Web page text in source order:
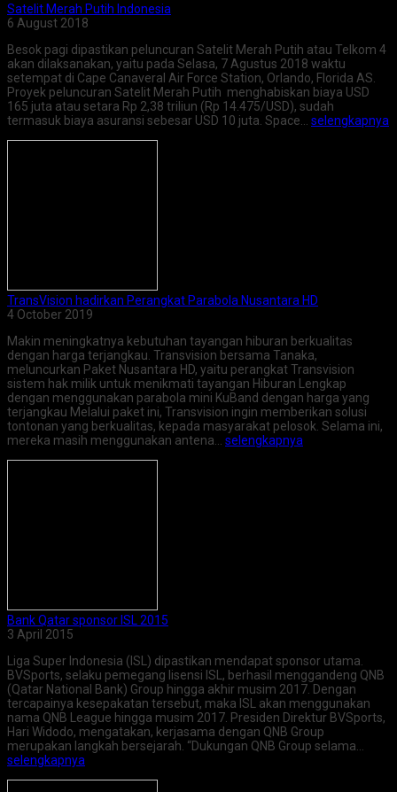
Satelit Merah Putih Indonesia
6 August 2018
Besok pagi dipastikan peluncuran Satelit Merah Putih atau Telkom 4
akan dilaksanakan, yaitu pada Selasa, 7 Agustus 2018 waktu
setempat di Cape Canaveral Air Force Station, Orlando, Florida AS.
Proyek peluncuran Satelit Merah Putih menghabiskan biaya USD
165 juta atau setara Rp 2,38 triliun (Rp 14.475/USD), sudah
termasuk biaya asuransi sebesar USD 10 juta. Space… selengkapnya
TransVision hadirkan Perangkat Parabola Nusantara HD
4 October 2019
Makin meningkatnya kebutuhan tayangan hiburan berkualitas
dengan harga terjangkau. Transvision bersama Tanaka,
meluncurkan Paket Nusantara HD, yaitu perangkat Transvision
sistem hak milik untuk menikmati tayangan Hiburan Lengkap
dengan menggunakan parabola mini KuBand dengan harga yang
terjangkau Melalui paket ini, Transvision ingin memberikan solusi
tontonan yang berkualitas, kepada masyarakat pelosok. Selama ini,
mereka masih menggunakan antena… selengkapnya
Bank Qatar sponsor ISL 2015
3 April 2015
Liga Super Indonesia (ISL) dipastikan mendapat sponsor utama.
BVSports, selaku pemegang lisensi ISL, berhasil menggandeng QNB
(Qatar National Bank) Group hingga akhir musim 2017. Dengan
tercapainya kesepakatan tersebut, maka ISL akan menggunakan
nama QNB League hingga musim 2017. Presiden Direktur BVSports,
Hari Widodo, mengatakan, kerjasama dengan QNB Group
merupakan langkah bersejarah. “Dukungan QNB Group selama…
selengkapnya